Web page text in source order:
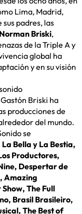
Lima, Madrid,
padres, las
Norman Briski,
de la Triple A y
global ha
y en su visión
Briski ha
producciones de
del mundo.
se
Bella y La Bestia,
Productores,
Despertar de
Amazing
The Full
Brasil Brasileiro,
The Best of